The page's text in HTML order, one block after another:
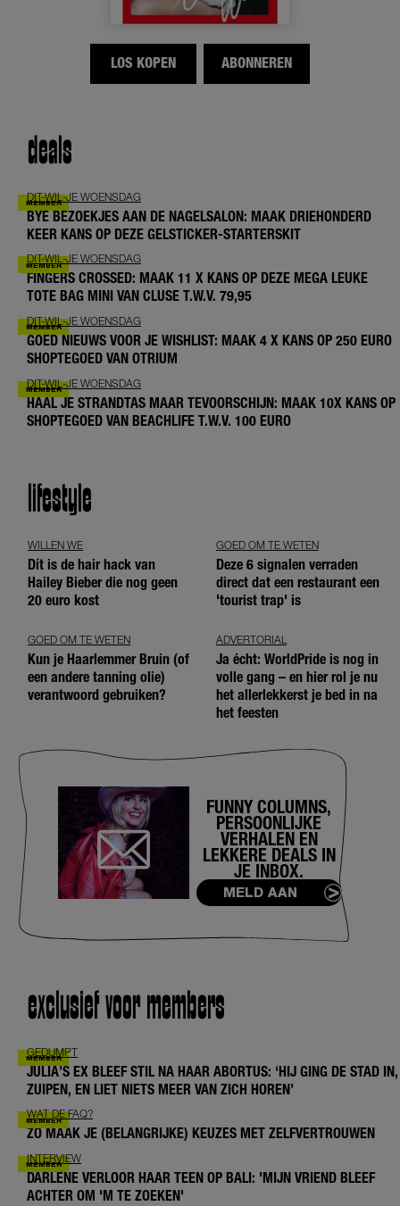
LOS KOPEN ABONNEREN
deals
DIT-WIL-JE WOENSDAG
BYE BEZOEKJES AAN DE NAGELSALON: MAAK DRIEHONDERD
KEER KANS OP DEZE GELSTICKER-STARTERSKIT
DIT-WIL-JE WOENSDAG
FINGERS CROSSED: MAAK 11 X KANS OP DEZE MEGA LEUKE
TOTE BAG MINI VAN CLUSE T.W.V. 79,95
DIT-WIL-JE WOENSDAG
GOED NIEUWS VOOR JE WISHLIST: MAAK 4 X KANS OP 250 EURO
SHOPTEGOED VAN OTRIUM
DIT-WIL-JE WOENSDAG
HAAL JE STRANDTAS MAAR TEVOORSCHIJN: MAAK 10X KANS OP
SHOPTEGOED VAN BEACHLIFE T.W.V. 100 EURO
lifestyle
WILLEN WE
Dít is de hair hack van
Hailey Bieber die nog geen
20 euro kost
GOED OM TE WETEN
Deze 6 signalen verraden
direct dat een restaurant een
'tourist trap' is
GOED OM TE WETEN
Kun je Haarlemmer Bruin (of
een andere tanning olie)
verantwoord gebruiken?
ADVERTORIAL
Ja écht: WorldPride is nog in
volle gang – en hier rol je nu
het allerlekkerst je bed in na
het feesten
FUNNY COLUMNS,
PERSOONLIJKE
VERHALEN EN
LEKKERE DEALS IN
JE INBOX.
MELD AAN
exclusief voor members
GEDUMPT
JULIA’S EX BLEEF STIL NA HAAR ABORTUS: ‘HIJ GING DE STAD IN,
ZUIPEN, EN LIET NIETS MEER VAN ZICH HOREN’
WAT DE FAQ?
ZO MAAK JE (BELANGRIJKE) KEUZES MET ZELFVERTROUWEN
INTERVIEW
DARLENE VERLOOR HAAR TEEN OP BALI: 'MIJN VRIEND BLEEF
ACHTER OM 'M TE ZOEKEN'